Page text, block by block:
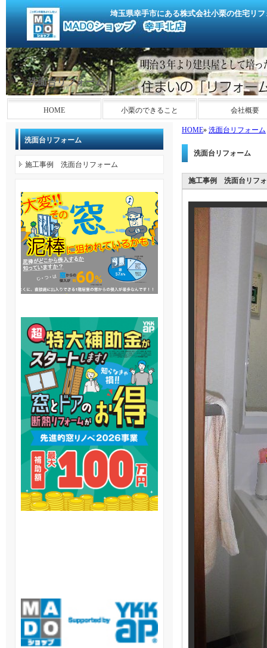
埼玉県幸手市にある株式会社小栗の住宅リ
洗面台リフォーム
HOME 小栗のできること 会社概要
HOME» 洗面台リフォーム
洗面台リフォーム
施工事例 洗面台リフ
洗面台リフォーム
施工事例 洗面台リフォーム